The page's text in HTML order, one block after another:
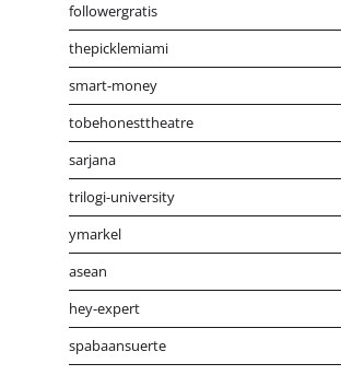
followergratis
thepicklemiami
smart-money
tobehonesttheatre
sarjana
trilogi-university
ymarkel
asean
hey-expert
spabaansuerte